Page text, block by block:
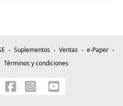
Suplementos Ventas
e-Paper
Términos y condiciones